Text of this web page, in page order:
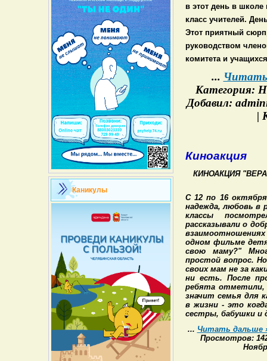
Каникулы
в этот день в
класс учителей.
Этот приятный
руководством
комитета и
... Читать
Категория:
Добавил:
|
Киноакция
КИНОАКЦИЯ
С 12 по 16
надежда, любовь в
классы
рассказывали о
одном фильме
свою маму?"
простой вопрос.
своих мам не за
ни есть. После
ребята отметили,
значит семья для
в жизни - это
сестры, бабушки и
... Читать дальше
Просмотров: